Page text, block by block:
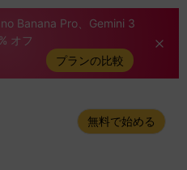
Banana Pro、Gemini 3
オフ
プランの比較
無料で始める